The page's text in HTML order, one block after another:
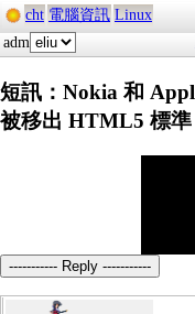
cht 電腦資訊 Linux
adm
短訊：Nokia 和
被移出 HTML5 標準
----------- Reply -----------